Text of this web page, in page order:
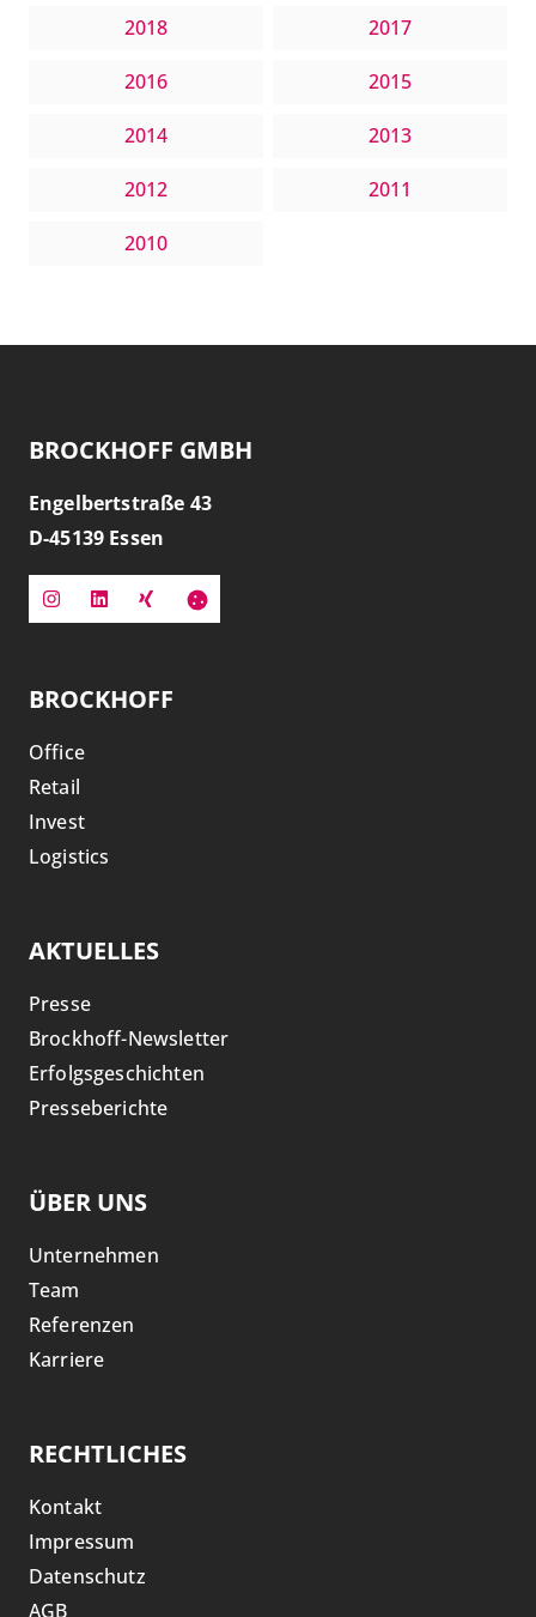
2018 2017
2016 2015
2014 2013
2012 2011
2010
BROCKHOFF GMBH
Engelbertstraße 43
D-45139 Essen
BROCKHOFF
Office
Retail
Invest
Logistics
AKTUELLES
Presse
Brockhoff-Newsletter
Erfolgsgeschichten
Presseberichte
ÜBER UNS
Unternehmen
Team
Referenzen
Karriere
RECHTLICHES
Kontakt
Impressum
Datenschutz
AGB